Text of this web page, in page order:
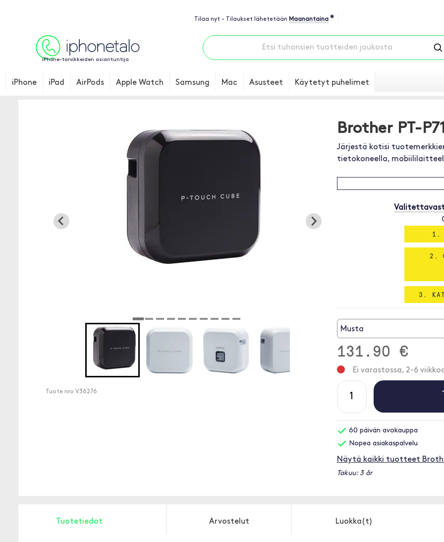
Tilaa nyt - Tilaukset lähetetään Maanantaina *
iPhone-tarvikkeiden asiantuntija
iPhone iPad AirPods Apple Watch Samsung Mac Asusteet Käytetyt puhelimet
Tuote nro V36276
Brother PT-
Järjestä kotisi
tietokoneella,
1.
2.
3.
Musta
131.90 €
Ei varastossa, 2-6
60 päivän avokauppa
Nopea asiakaspalvelu
Näytä kaikki tuotteet
Takuu: 3 år
Tuotetiedot Arvostelut Luokka(t)